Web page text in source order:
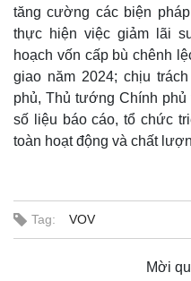
tăng cường các biện
thực hiện việc giảm lãi
hoạch vốn cấp bù chênh
giao năm 2024; chịu
phủ, Thủ tướng Chính
số liệu báo cáo, tổ chức
toàn hoạt động và chất
Tag: VOV
Mời